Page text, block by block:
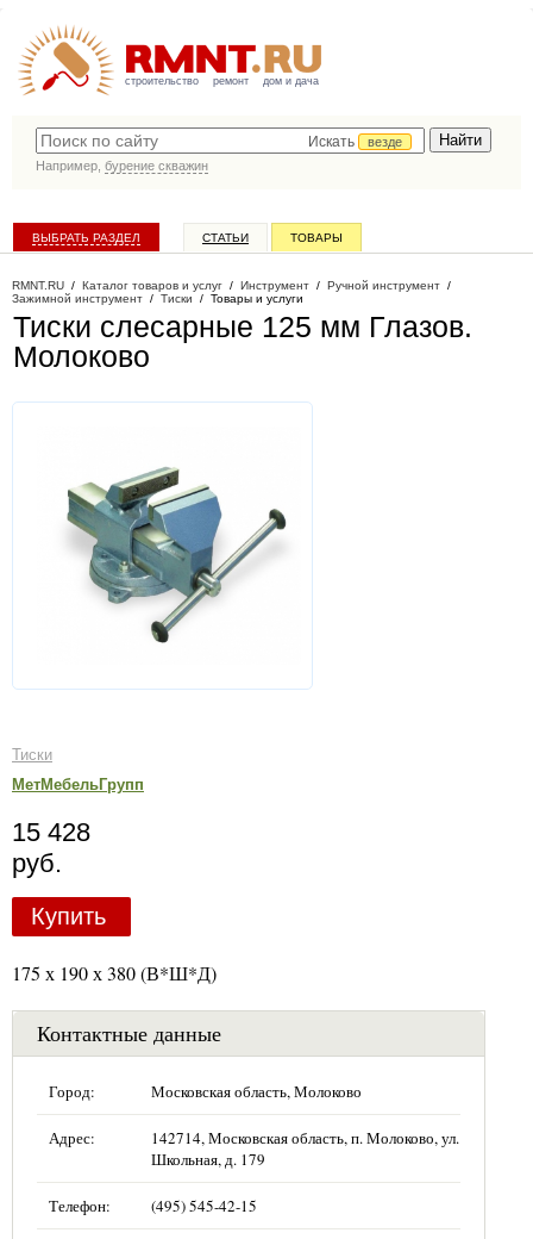
строительство ремонт дом и дача
Искать
везде
Например, бурение скважин
ВЫБРАТЬ РАЗДЕЛ СТАТЬИ ТОВАРЫ
RMNT.RU / Каталог товаров и услуг / Инструмент / Ручной инструмент /
Зажимной инструмент / Тиски / Товары и услуги
Тиски слесарные 125 мм Глазов.
Молоково
Тиски
МетМебельГрупп
15 428
руб.
Купить
175 х 190 х 380 (В*Ш*Д)
Контактные данные
Город: Московская область, Молоково
Адрес:
142714, Московская область, п. Молоково, ул.
Школьная, д. 179
Телефон: (495) 545-42-15